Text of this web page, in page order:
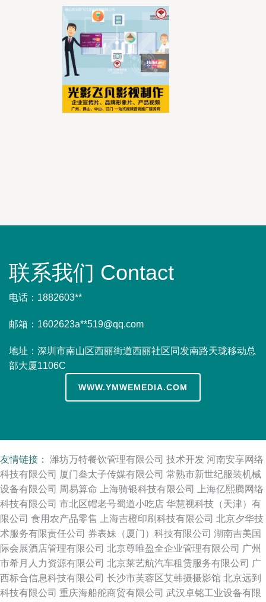
联系我们 Contact
电话：1882603**
邮箱：1602623a**519@qq.com
地址：深圳市南山区西丽街道西丽社区同发南路天珑移动总
部大厦1106C
WWW.YMWEMEDIA.COM
友情链接： 潍坊万特餐饮管理有限公司 技术开发 河南安享网络
科技有限公司 厦门叁太子传媒有限公司 常熟市新世纪服装机械
设备有限公司 周易算命 上海骑银科技有限公司
上海亿熙腾网络
科技有限公司 市北区帽老号蜀道小吃店 华慧视科技（天津）有
限公司 食用农产品零售 上海吉橙印刷科技有限公司 北京夕华技
术服务有限责任公司 券表妹（厦门）科技有限公司 湖南吉美国
际会展酒店管理有限公司 北京尊唯盈全企业管理有限公司 广州
市希月人力资源有限公司 北京莱艺航汽车租赁服务有限公司 广
西标合信息科技有限公司 长沙市芙蓉区艾韩摄摄影馆 北京远到
科技有限公司 重庆海船舵商贸有限公司 武汉卓铭工业设备有限